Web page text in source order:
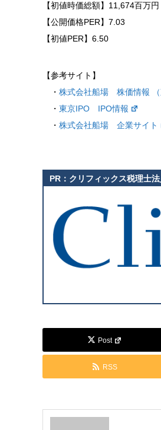
【初値時価総額】11,674百万円
【公開価格PER】7.03
【初値PER】6.50
【参考サイト】
・ 株式会社船場 株価情報 （
・ 東京IPO IPO情報
・ 株式会社船場 企業サイト
Post
RSS